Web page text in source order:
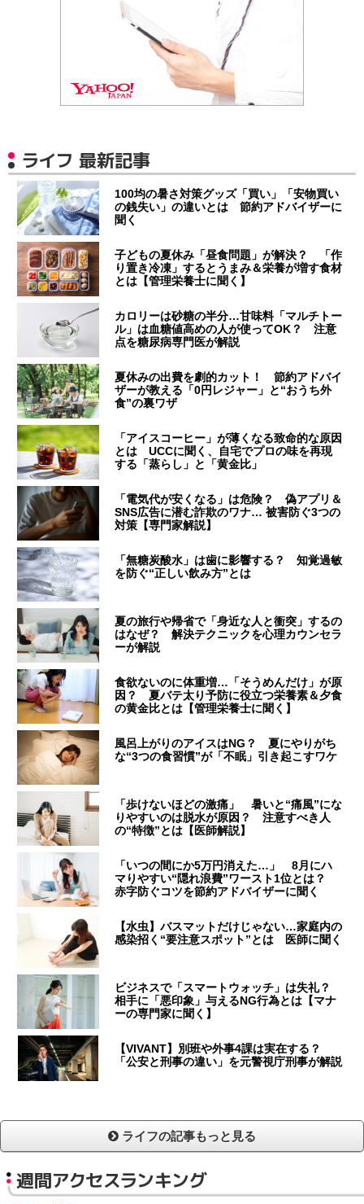
ライフ 最新記事
100均の暑さ対策グッズ「買い」「安物買い
の銭失い」の違いとは 節約アドバイザーに
聞く
子どもの夏休み「昼食問題」が解決？ 「作
り置き冷凍」するとうまみ＆栄養が増す食材
とは【管理栄養士に聞く】
カロリーは砂糖の半分…甘味料「マルチトー
ル」は血糖値高めの人が使ってOK？ 注意
点を糖尿病専門医が解説
夏休みの出費を劇的カット！ 節約アドバイ
ザーが教える「0円レジャー」と“おうち外
食”の裏ワザ
「アイスコーヒー」が薄くなる致命的な原因
とは UCCに聞く、自宅でプロの味を再現
する「蒸らし」と「黄金比」
「電気代が安くなる」は危険？ 偽アプリ＆
SNS広告に潜む詐欺のワナ… 被害防ぐ3つの
対策【専門家解説】
「無糖炭酸水」は歯に影響する？ 知覚過敏
を防ぐ“正しい飲み方”とは
夏の旅行や帰省で「身近な人と衝突」するの
はなぜ？ 解決テクニックを心理カウンセラ
ーが解説
食欲ないのに体重増…「そうめんだけ」が原
因？ 夏バテ太り予防に役立つ栄養素＆夕食
の黄金比とは【管理栄養士に聞く】
風呂上がりのアイスはNG？ 夏にやりがち
な“3つの食習慣”が「不眠」引き起こすワケ
「歩けないほどの激痛」 暑いと“痛風”にな
りやすいのは脱水が原因？ 注意すべき人
の“特徴”とは【医師解説】
「いつの間にか5万円消えた…」 8月にハ
マりやすい“隠れ浪費”ワースト1位とは？
赤字防ぐコツを節約アドバイザーに聞く
【水虫】バスマットだけじゃない…家庭内の
感染招く“要注意スポット”とは 医師に聞く
ビジネスで「スマートウォッチ」は失礼？
相手に「悪印象」与えるNG行為とは【マナ
ーの専門家に聞く】
【VIVANT】別班や外事4課は実在する？
「公安と刑事の違い」を元警視庁刑事が解説
ライフの記事もっと見る
週間アクセスランキング